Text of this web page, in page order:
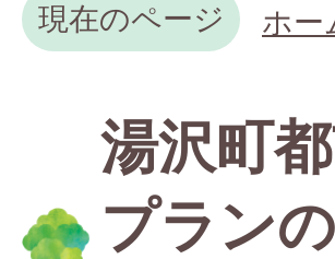
現在のページ ホー
湯沢町
プラン